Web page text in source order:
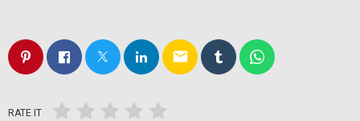
email
RATE IT